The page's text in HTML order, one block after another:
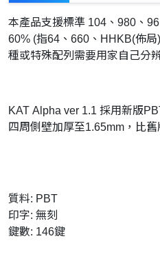
本產品支援標準 104、980、
60% (指64、660、HHKB(佈
種或特殊配列需要用家自己分
KAT Alpha ver 1.1 採用新版
四周側壁加厚至1.65mm，比
質料: PBT
印字: 無刻
鍵數: 146鍵